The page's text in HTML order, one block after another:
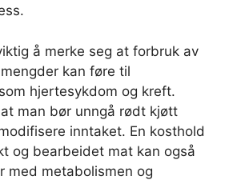
å merke seg at forbruk av
kan føre til
hjertesykdom og kreft.
man bør unngå rødt kjøtt
inntaket. En kosthold
og bearbeidet mat kan også
med metabolismen og